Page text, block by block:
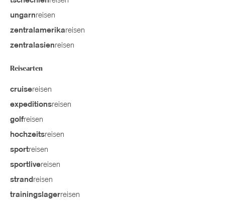
ungarnreisen
zentralamerikareisen
zentralasienreisen
Reisearten
cruisereisen
expeditionsreisen
golfreisen
hochzeitsreisen
sportreisen
sportlivereisen
strand reisen
trainingslagerreisen